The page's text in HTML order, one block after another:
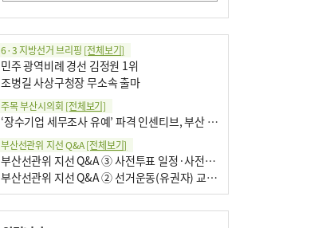
6·3 지방선거 브리핑 [전체보기]
민주 광역비례 경선 김정원 1위
조병길 사상구청장 무소속 출마
주목 부산시의회 [전체보기]
‘장수기업 세무조사 유예’ 파격 인센티브, 부산 유출 막을까
부산선관위 지선 Q&A[전체보기]
부산선관위 지선 Q&A ③ 사전투표 일정·사전투표함 보관
부산선관위 지선 Q&A ② 선거운동(유권자) 교육감투표용지